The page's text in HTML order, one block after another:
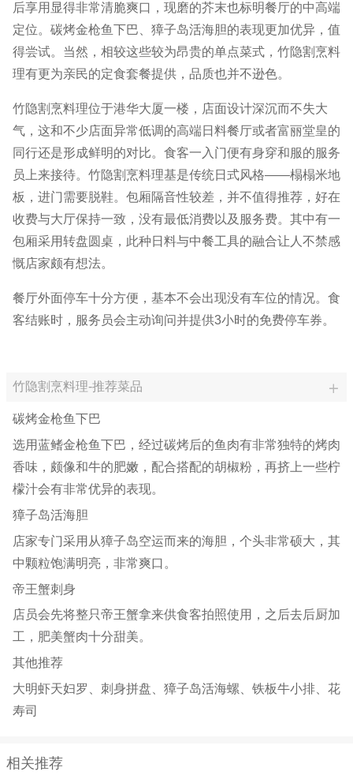
后享用显得非常清脆爽口，现磨的芥末也标明餐厅的中高端
定位。碳烤金枪鱼下巴、獐子岛活海胆的表现更加优异，值
得尝试。当然，相较这些较为昂贵的单点菜式，竹隐割烹料
理有更为亲民的定食套餐提供，品质也并不逊色。
竹隐割烹料理位于港华大厦一楼，店面设计深沉而不失大
气，这和不少店面异常低调的高端日料餐厅或者富丽堂皇的
同行还是形成鲜明的对比。食客一入门便有身穿和服的服务
员上来接待。竹隐割烹料理基是传统日式风格——榻榻米地
板，进门需要脱鞋。包厢隔音性较差，并不值得推荐，好在
收费与大厅保持一致，没有最低消费以及服务费。其中有一
包厢采用转盘圆桌，此种日料与中餐工具的融合让人不禁感
慨店家颇有想法。
餐厅外面停车十分方便，基本不会出现没有车位的情况。食
客结账时，服务员会主动询问并提供3小时的免费停车券。
竹隐割烹料理-推荐菜品
碳烤金枪鱼下巴
选用蓝鳍金枪鱼下巴，经过碳烤后的鱼肉有非常独特的烤肉
香味，颇像和牛的肥嫩，配合搭配的胡椒粉，再挤上一些柠
檬汁会有非常优异的表现。
獐子岛活海胆
店家专门采用从獐子岛空运而来的海胆，个头非常硕大，其
中颗粒饱满明亮，非常爽口。
帝王蟹刺身
店员会先将整只帝王蟹拿来供食客拍照使用，之后去后厨加
工，肥美蟹肉十分甜美。
其他推荐
大明虾天妇罗、刺身拼盘、獐子岛活海螺、铁板牛小排、花
寿司
相关推荐